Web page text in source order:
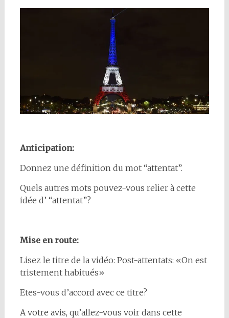
Anticipation:
Donnez une définition du mot “attentat”.
Quels autres mots pouvez-vous relier à cette
idée d’ “attentat”?
Mise en route:
Lisez le titre de la vidéo: Post-attentats: «On est
tristement habitués»
Etes-vous d’accord avec ce titre?
A votre avis, qu’allez-vous voir dans cette